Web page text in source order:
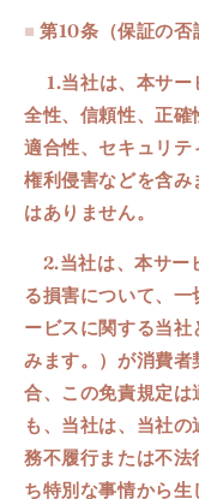
■第10条（保証の否
1.当社は、本サ
全性、信頼性、正
適合性、セキュリテ
権利侵害などを含
はありません。
2.当社は、本サー
る損害について、
ービスに関する当
みます。）が消費
合、この免責規定
も、当社は、当社
務不履行または不法
ち特別な事情から